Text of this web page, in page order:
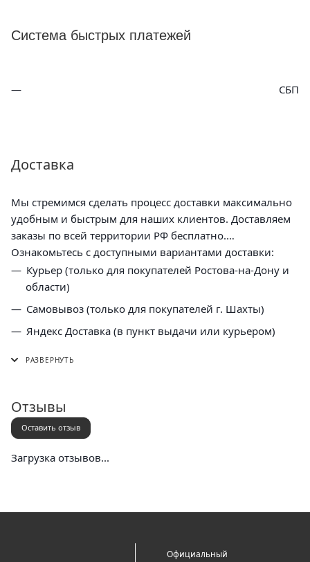
Система быстрых платежей
СБП
Доставка
Мы стремимся сделать процесс доставки максимально
удобным и быстрым для наших клиентов. Доставляем
заказы по всей территории РФ бесплатно.
Ознакомьтесь с доступными вариантами доставки:
Курьер (только для покупателей Ростова-на-Дону и
области)
Самовывоз (только для покупателей г. Шахты)
Яндекс Доставка (в пункт выдачи или курьером)
Отзывы
Оставить отзыв
Загрузка отзывов...
Официальный